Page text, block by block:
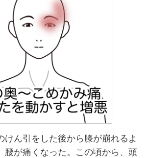
けん引をした後から膝が崩れるよ
腰が痛くなった。この頃から、頭